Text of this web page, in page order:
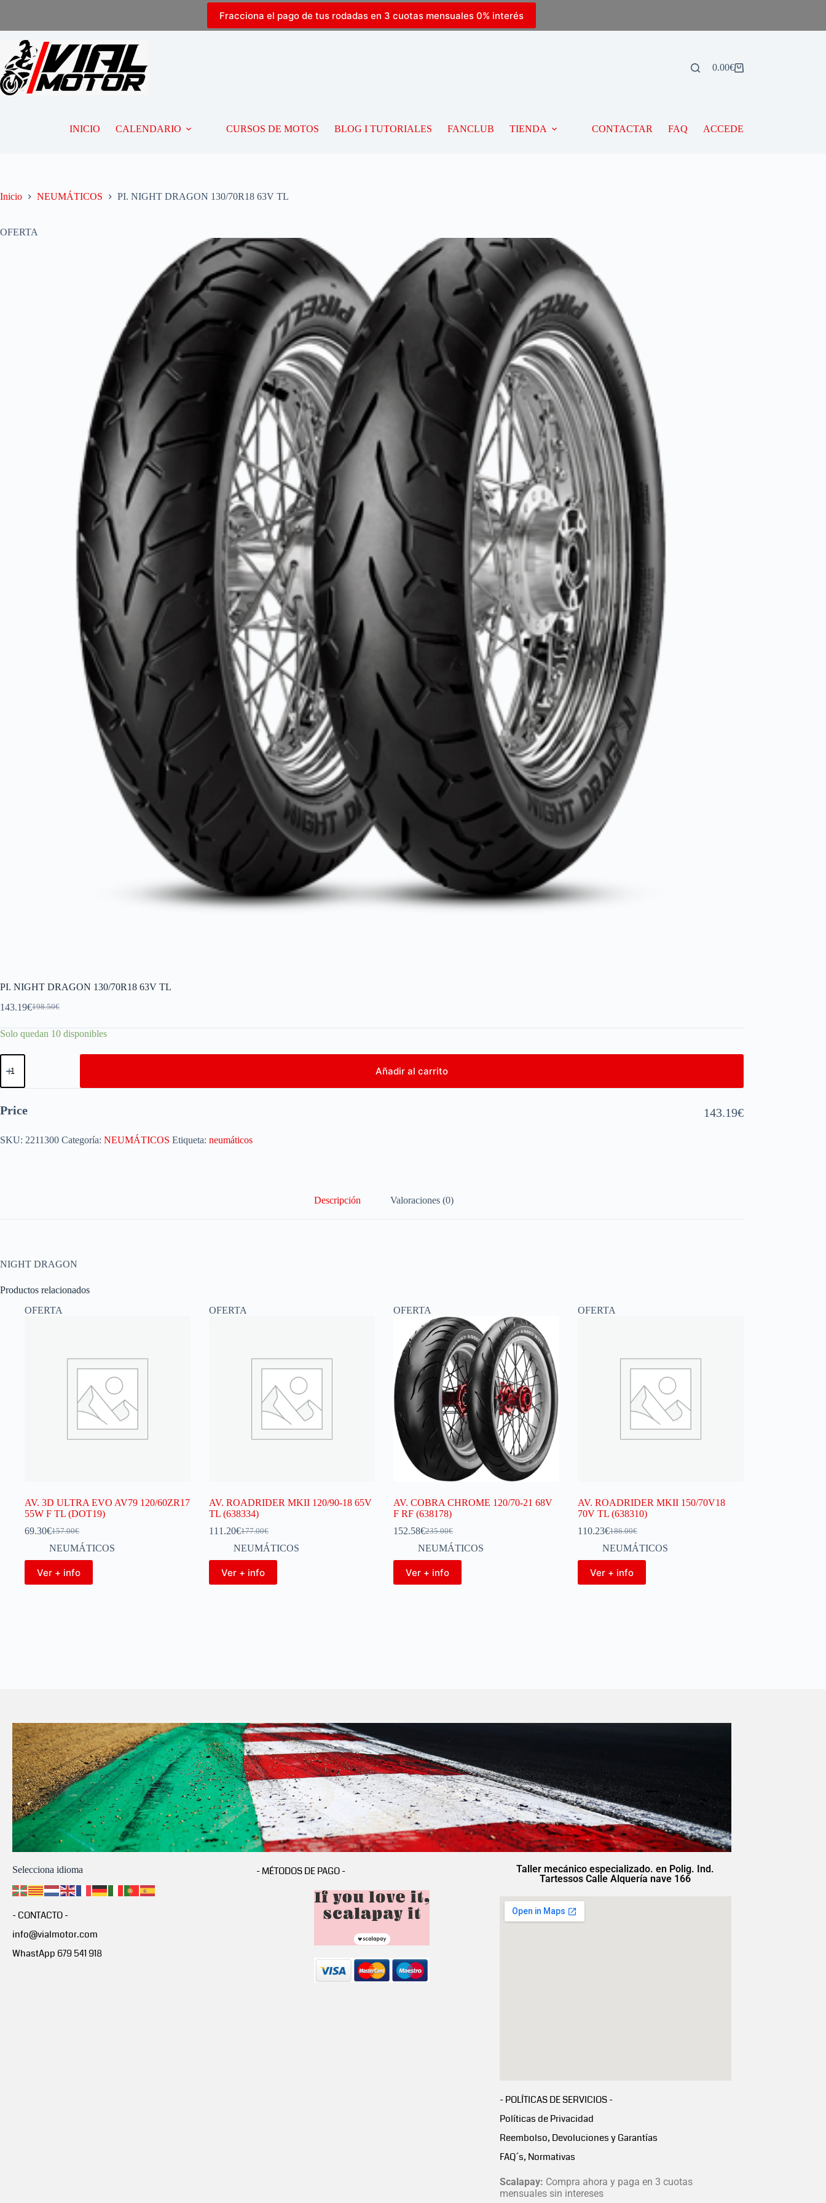
Fracciona el pago de tus rodadas en 3 cuotas mensuales 0% interés
0.00€
INICIO CALENDARIO CURSOS DE MOTOS BLOG I TUTORIALES FANCLUB TIENDA CONTACTAR FAQ ACCEDE
Inicio NEUMÁTICOS PI. NIGHT DRAGON 130/70R18 63V TL
OFERTA
PI. NIGHT DRAGON 130/70R18 63V TL
198.50€
143.19€
Solo quedan 10 disponibles
Añadir al carrito
Price 143.19€
SKU: 2211300 Categoría: NEUMÁTICOS Etiqueta: neumáticos
Descripción Valoraciones (0)
NIGHT DRAGON
Productos relacionados
OFERTA
AV. 3D ULTRA EVO AV79 120/60ZR17
55W F TL (DOT19)
157.00€
69.30€
NEUMÁTICOS
Ver + info
OFERTA
AV. ROADRIDER MKII 120/90-18 65V
TL (638334)
177.00€
111.20€
NEUMÁTICOS
Ver + info
OFERTA
AV. COBRA CHROME 120/70-21 68V
F RF (638178)
235.00€
152.58€
NEUMÁTICOS
Ver + info
OFERTA
AV. ROADRIDER MKII 150/70V18
70V TL (638310)
186.00€
110.23€
NEUMÁTICOS
Ver + info
Selecciona idioma
- CONTACTO -
info@vialmotor.com
WhastApp 679 541 918
- MÉTODOS DE PAGO -
Taller mecánico especializado. en Polig. Ind.
Tartessos Calle Alquería nave 166
- POLÍTICAS DE SERVICIOS -
Políticas de Privacidad
Reembolso, Devoluciones y Garantías
FAQ´s, Normativas
Scalapay: Compra ahora y paga en 3 cuotas
mensuales sin intereses